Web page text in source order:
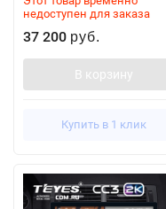
недоступен для заказа
37 200 руб.
В корзину
Купить в 1 клик